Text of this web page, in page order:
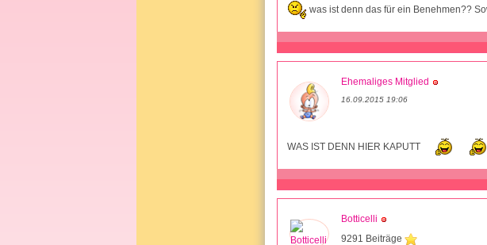
was ist denn das für ein Benehmen??
Ehemaliges Mitglied
16.09.2015 19:06
WAS IST DENN HIER KAPUTT
Botticelli
9291 Beiträge